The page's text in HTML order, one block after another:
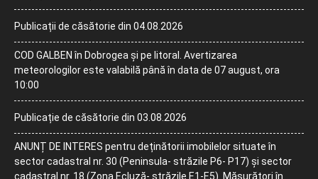
Publicații de căsătorie din 04.08.2026
COD GALBEN în Dobrogea și pe litoral. Avertizarea
meteorologilor este valabilă până în data de 07 august, ora
10:00
Publicație de căsătorie din 03.08.2026
ANUNȚ DE INTERES pentru deținătorii imobilelor situate în
sector cadastral nr. 30 (Peninsula- străzile P6- P17) și sector
cadastral nr. 18 (Zona Ecluză- străzile E1-E5). Măsurători în